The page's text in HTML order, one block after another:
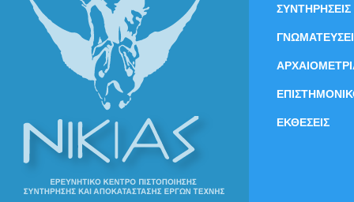
ΣΥΝΤΗΡΗΣΕΙΣ
ΕΚΘΕΣΕΙΣ